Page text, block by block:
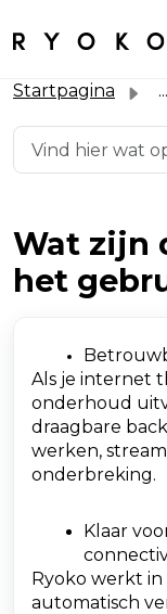
Startpagina ...
Wat zijn
het
Als je internet
onderhoud
draagbare
werken,
onderbreking.
Klaar
Ryoko werkt
automatisch